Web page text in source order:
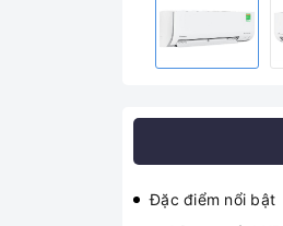
Đặc điểm nổi bật